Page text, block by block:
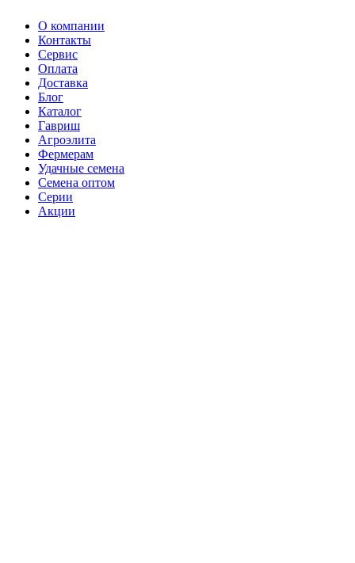
О компании
Контакты
Сервис
Оплата
Доставка
Блог
Каталог
Гавриш
Агроэлита
Фермерам
Удачные семена
Семена оптом
Серии
Акции